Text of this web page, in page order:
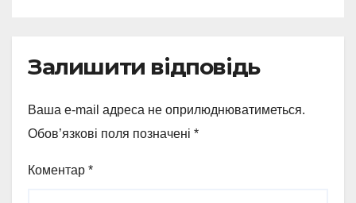
Залишити відповідь
Ваша e-mail адреса не оприлюднюватиметься.
Обов’язкові поля позначені *
Коментар *